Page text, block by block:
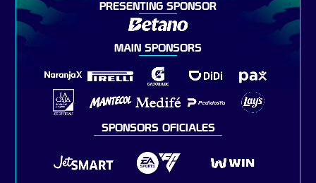
PRESENTING SPONSOR
MAIN SPONSORS
SPONSORS OFICIALES